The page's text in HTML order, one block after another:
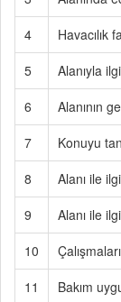
4
Havacılık
5
Alanıyla
6
Alanının
7
Konuyu
8
Alanı ile
9
Alanı ile
10
11
Bakım